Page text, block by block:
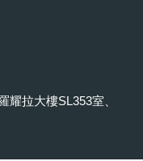
耀拉大樓SL353室、